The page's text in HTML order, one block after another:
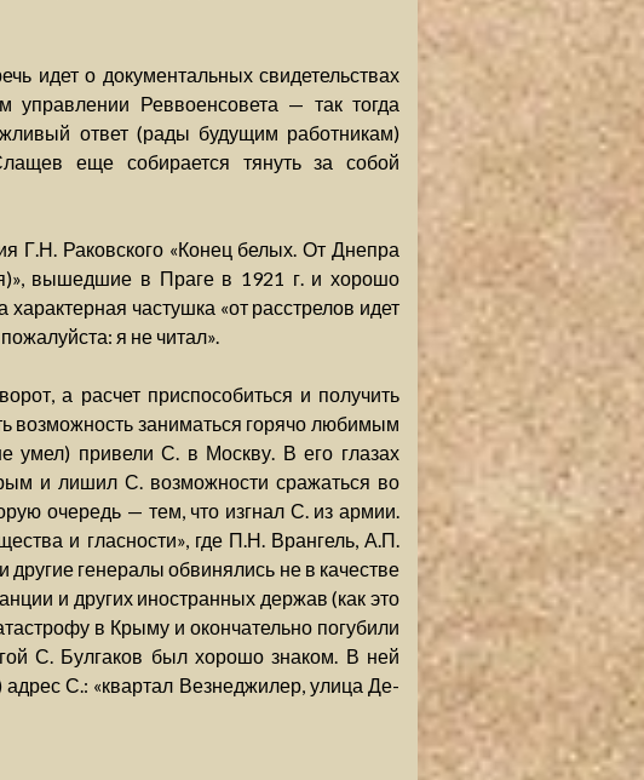
идет о документальных свидетельствах
управлении Реввоенсовета — так тогда
ответ (рады будущим работникам)
еще собирается тянуть за собой
Г.Н. Раковского «Конец белых. От Днепра
вышедшие в Праге в 1921 г. и хорошо
частушка «от расстрелов идет
я не читал».
а расчет приспособиться и получить
возможность заниматься горячо любимым
умел) привели С. в Москву. В его глазах
и лишил С. возможности сражаться во
очередь — тем, что изгнал С. из армии.
и гласности», где П.Н. Врангель, А.П.
генералы обвинялись не в качестве
и других иностранных держав (как это
в Крыму и окончательно погубили
С. Булгаков был хорошо знаком. В ней
адрес С.: «квартал Везнеджилер, улица Де-